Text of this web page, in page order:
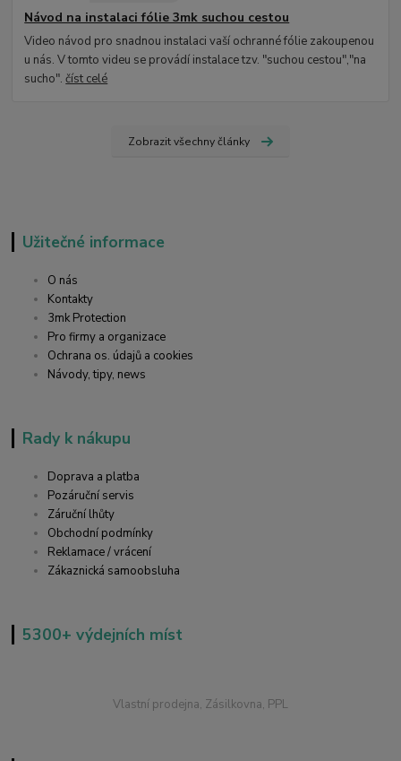
Návod na instalaci fólie 3mk suchou cestou
Video návod pro snadnou instalaci vaší ochranné fólie zakoupenou
u nás. V tomto videu se provádí instalace tzv. "suchou cestou","na
sucho".číst celé
Zobrazit všechny články
Užitečné informace
O nás
Kontakty
3mk Protection
Pro firmy a organizace
Ochrana os. údajů a cookies
Návody, tipy, news
Rady k nákupu
Doprava a platba
Pozáruční servis
Záruční lhůty
Obchodní podmínky
Reklamace / vrácení
Zákaznická samoobsluha
5300+ výdejních míst
Vlastní prodejna, Zásilkovna, PPL